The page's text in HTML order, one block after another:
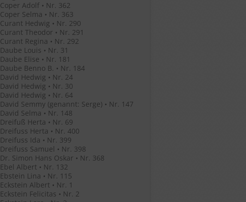
Coper Adolf • Nr. 362
Coper Selma • Nr. 363
Curant Hedwig • Nr. 290
Curant Theodor • Nr. 291
Curant Regina • Nr. 292
Daube Louis • Nr. 31
Daube Elise • Nr. 181
Daube Benno B. • Nr. 184
David Hedwig • Nr. 24
David Hedwig • Nr. 30
David Hedwig • Nr. 64
David Semmy (genannt: Serge) • Nr. 147
David Selma • Nr. 148
Dreifuß Herta • Nr. 69
Dreifuss Herta • Nr. 400
Dreifuss Ida • Nr. 399
Dreifuss Samuel • Nr. 398
Dr. Simon Hans Oskar • Nr. 368
Ebel Albert • Nr. 132
Ebstein Lina • Nr. 115
Eckstein Albert • Nr. 1
Eckstein Felicitas • Nr. 2